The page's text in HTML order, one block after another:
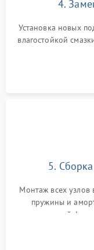
4.
Установка новых
влагостойкой
или
5.
Монтаж всех узлов
пружины и
надежной
герметиком для